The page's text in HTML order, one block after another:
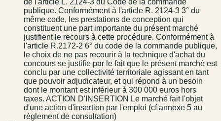
publique. Conformément à l'article R. 2124-3 3° du
même code, les prestations de conception qui
constituent une part importante du présent marché
justifient le recours à cette procédure. Conformément à
l'article R.2172-2 6° du code de la commande publique,
le choix de ne pas recourir à la technique d'achat du
concours se justifie par le fait que le présent marché est
conclu par une collectivité territoriale agissant en tant
que pouvoir adjudicateur, et qui répond à un besoin
dont le montant est inférieur à 300 000 euros hors
taxes. ACTION D'INSERTION Le marché fait l'objet
d'une action d'insertion par l'emploi (cf annexe 5 au
règlement de consultation)